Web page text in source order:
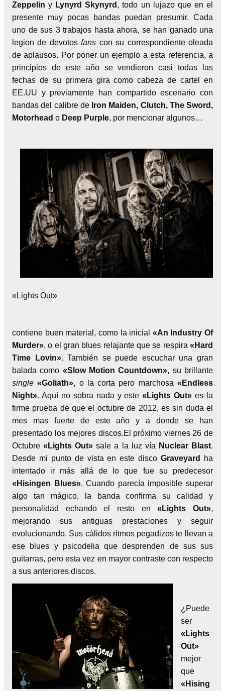
Zeppeliny Lynyrd Skynyrd , todo un lujazo que en el
presente muy pocas bandas puedan presumir. Cada
uno de sus 3 trabajos hasta ahora, se han ganado una
legion de devotosfans con su correspondiente oleada
de aplausos. Por poner un ejemplo a esta referencia, a
principios de este año se vendieron casi todas las
fechas de su primera gira como cabeza de cartel en
EE.UU y previamente han compartido escenario con
bandas del calibre de Iron Maiden, Clutch, The Sword,
Motorhead o Deep Purple, por mencionar algunos…
«Lights Out»
contiene buen material, como la inicial «An Industry Of
Murder», o el gran blues relajante que se respira «Hard
Time Lovin». También se puede escuchar una gran
balada como «Slow Motion Countdown», su brillante
single «Goliath», o la corta pero marchosa«Endless
Night». Aquí no sobra nada y este«Lights Out»es la
firme prueba de que el octubre de 2012, es sin duda el
mes mas fuerte de este año y a donde se han
presentado los mejores discos.El próximo viernes 26 de
Octubre«Lights Out»sale a la luz vía Nuclear Blast.
Desde mi punto de vista en este discoGraveyard
ha
intentado ir más allá de lo que fue su predecesor
«Hisingen Blues». Cuando parecía imposible superar
algo tan mágico, la banda confirma su calidad y
personalidad echando el resto en«Lights Out»,
mejorando sus antiguas prestaciones y seguir
evolucionando. Sus cálidos ritmos pegadizos te llevan a
ese blues y psicodelia que desprenden de sus sus
guitarras, pero esta vez en mayor contraste con respecto
a sus anteriores discos.
¿Puede
ser
«Lights
Out»
mejor
que
«Hising